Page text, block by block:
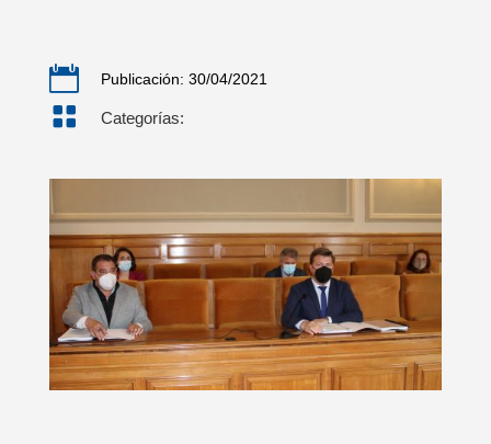
 Publicación: 30/04/2021
 Categorías: